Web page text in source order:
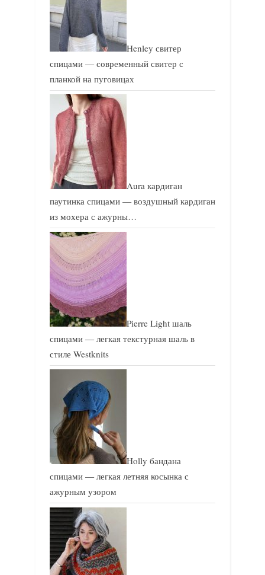
:
Henley свитер
спицами — современный свитер с
планкой на пуговицах
Aura кардиган
паутинка спицами — воздушный кардиган
из мохера с ажурны…
Pierre Light шаль
спицами — легкая текстурная шаль в
стиле Westknits
Holly бандана
спицами — легкая летняя косынка с
ажурным узором